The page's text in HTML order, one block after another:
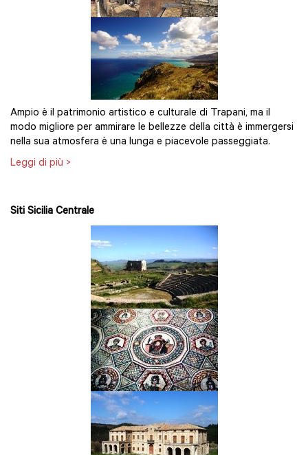
Ampio è il patrimonio artistico e culturale di Trapani, ma il
modo migliore per ammirare le bellezze della città è immergersi
nella sua atmosfera è una lunga e piacevole passeggiata.
Leggi di più >
Siti Sicilia Centrale